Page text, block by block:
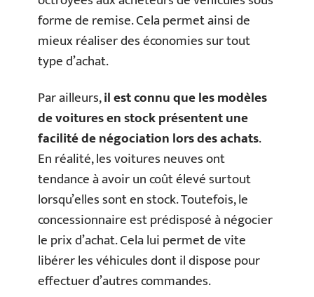
forme de remise. Cela permet ainsi de
mieux réaliser des économies sur tout
type d’achat.
Par ailleurs,il est connu que les modèles
de voitures en stock présentent une
facilité de négociation lors des achats.
En réalité, les voitures neuves ont
tendance à avoir un coût élevé surtout
lorsqu’elles sont en stock. Toutefois, le
concessionnaire est prédisposé à négocier
le prix d’achat. Cela lui permet de vite
libérer les véhicules dont il dispose pour
effectuer d’autres commandes.